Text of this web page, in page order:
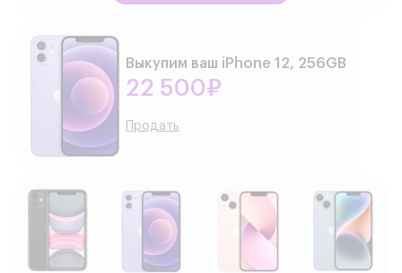
Выкупим ваш iPhone 12, 256GB
22 500₽
Продать